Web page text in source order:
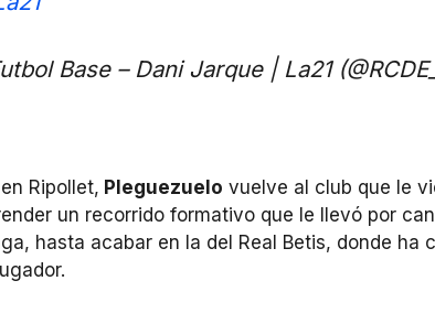
Base – Dani Jarque | La21
Ripollet, Pleguezuelo vuelve al club que le
un recorrido formativo que le llevó por
hasta acabar en la del Real Betis, donde ha